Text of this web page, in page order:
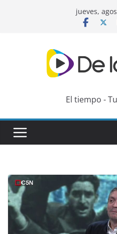
jueves,
El tiempo -